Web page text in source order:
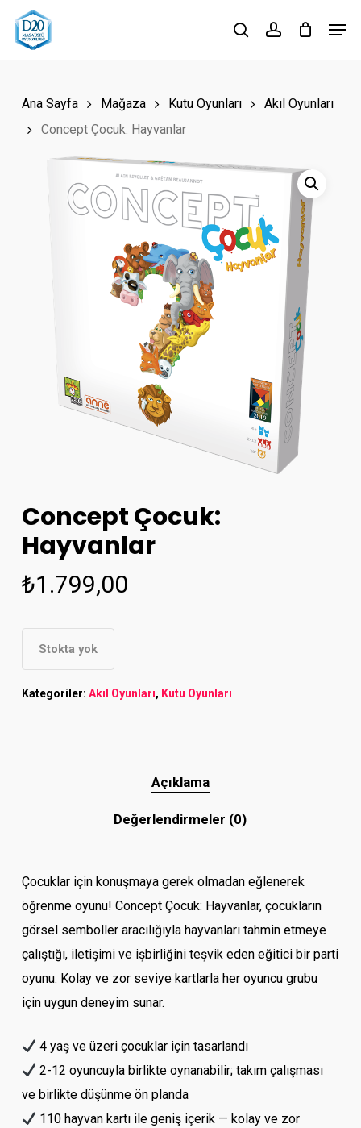
Skip
searchaccount
Ana Sayfa Mağaza Kutu Oyunları
Akıl Oyunları
Concept Çocuk: Hayvanlar
Concept Çocuk:
Hayvanlar
₺1.799,00
Stokta yok
Kategoriler: Akıl Oyunları, Kutu Oyunları
Açıklama
Değerlendirmeler (0)
Çocuklar için konuşmaya gerek olmadan eğlenerek
öğrenme oyunu! Concept Çocuk: Hayvanlar, çocukların
görsel semboller aracılığıyla hayvanları tahmin etmeye
çalıştığı, iletişimi ve işbirliğini teşvik eden eğitici bir parti
oyunu. Kolay ve zor seviye kartlarla her oyuncu grubu
için uygun deneyim sunar.
4 yaş ve üzeri çocuklar için tasarlandı
2-12 oyuncuyla birlikte oynanabilir; takım çalışması
ve birlikte düşünme ön planda
110 hayvan kartı ile geniş içerik — kolay ve zor